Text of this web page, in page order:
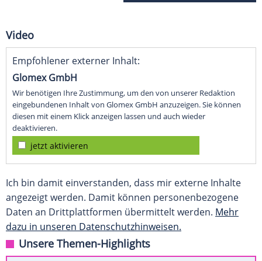
Video
Empfohlener externer Inhalt:
Glomex GmbH
Wir benötigen Ihre Zustimmung, um den von unserer Redaktion
eingebundenen Inhalt von Glomex GmbH anzuzeigen. Sie können
diesen mit einem Klick anzeigen lassen und auch wieder
deaktivieren.
jetzt aktivieren
Ich bin damit einverstanden, dass mir externe Inhalte
angezeigt werden. Damit können personenbezogene
Daten an Drittplattformen übermittelt werden. Mehr
dazu in unseren Datenschutzhinweisen.
Unsere Themen-Highlights